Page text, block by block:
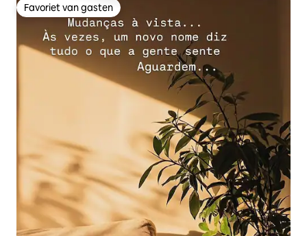
Favoriet van gasten
Favoriet van gasten